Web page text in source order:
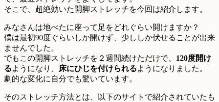
そこで、超絶効いた開脚ストレッチを今回は紹介します。
みなさんは地べたに座って足をどれぐらい開けますか？
僕は最初90度ぐらいしか開けず、少ししか伏せることが出来
ませんでした。
でもこの開脚ストレッチを２週間続けただけで、 120度開け
るようになり、 床にひじを付けられるようになりました。
劇的な変化に自分でも驚いています。
そのストレッチ方法とは、以下のサイトで紹介されていたも